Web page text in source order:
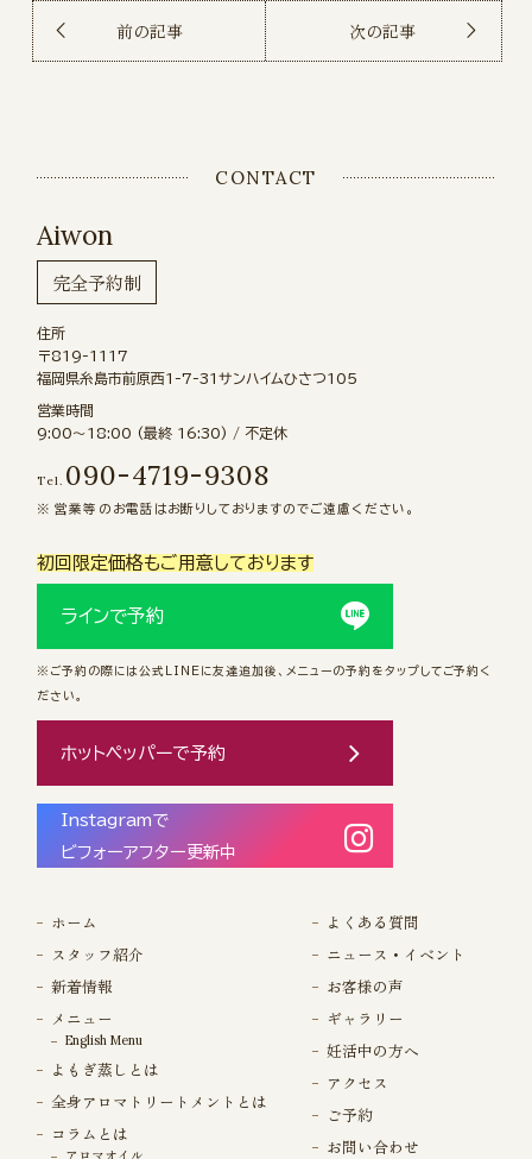
前の記事 次の記事
CONTACT
Aiwon
完全予約制
住所
〒819-1117
福岡県糸島市前原西1-7-31サンハイムひさつ105
営業時間
9:00〜18:00 (最終 16:30) / 不定休
Tel. 090-4719-9308
営業等のお電話はお断りしておりますのでご遠慮ください。
初回限定価格もご用意しております
ラインで予約
※ご予約の際には公式LINEに友達追加後、メニューの予約をタップしてご予約く
ださい。
ホットペッパーで予約
Instagramで
ビフォーアフター更新中
ホーム
スタッフ紹介
新着情報
メニュー
English Menu
よもぎ蒸しとは
全身アロマトリートメントとは
コラムとは
アロマオイル
よくある質問
ニュース・イベント
お客様の声
ギャラリー
妊活中の方へ
アクセス
ご予約
お問い合わせ